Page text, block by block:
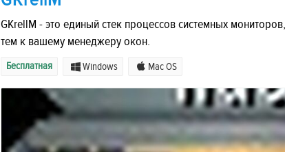
GKrellM - это единый стек процессов системных
тем к вашему менеджеру окон.
Бесплатная Windows Mac OS